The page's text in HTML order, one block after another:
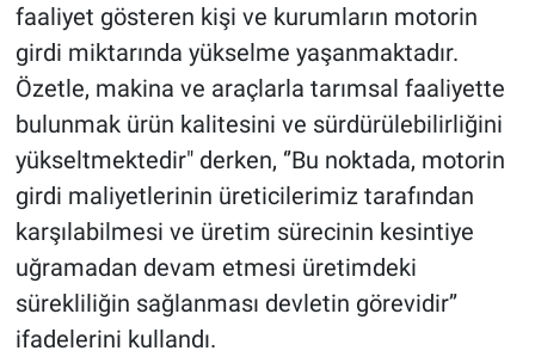
faaliyet gösteren kişi ve kurumların motorin
girdi miktarında yükselme yaşanmaktadır.
Özetle, makina ve araçlarla tarımsal faaliyette
bulunmak ürün kalitesini ve sürdürülebilirliğini
yükseltmektedir" derken, ‘’Bu noktada, motorin
girdi maliyetlerinin üreticilerimiz tarafından
karşılabilmesi ve üretim sürecinin kesintiye
uğramadan devam etmesi üretimdeki
sürekliliğin sağlanması devletin görevidir’’
ifadelerini kullandı.